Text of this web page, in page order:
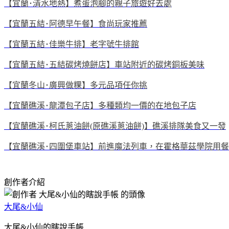
【宜蘭･清水地熱】煮蛋泡腳的親子旅遊好去處
【宜蘭五結･阿德早午餐】食尚玩家推薦
【宜蘭五結･佳樂牛排】老字號牛排館
【宜蘭五結･五結碳烤燒餅店】車站附近的碳烤銅板美味
【宜蘭冬山･廣興做粿】多元品項任你挑
【宜蘭礁溪･龍潭包子店】多種類均一價的在地包子店
【宜蘭礁溪･柯氏蔥油餅(原礁溪蔥油餅)】礁溪排隊美食又一發
【宜蘭礁溪･四圍堡車站】前進魔法列車，在霍格華茲學院用
創作者介紹
大尾&小仙
大尾&小仙的瞎說手帳